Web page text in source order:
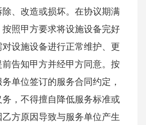
、改造或损坏。在协议期满
照甲方要求将设施设备完好
设施设备进行正常维护、更
告知甲方并经甲方同意。按
单位签订的服务合同约定，
，不得擅自降低服务标准或
方原因导致与服务单位产生